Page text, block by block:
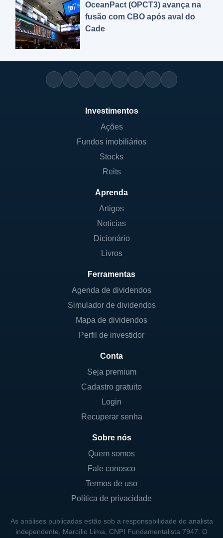
OceanPact (OPCT3) avança na
fusão com CBO após aval do
Cade
Investimentos
Ações
Fundos imobiliários
Stocks
Reits
Aprenda
Artigos
Notícias
Dicionário
Livros
Ferramentas
Agenda de dividendos
Simulador de dividendos
Mapa de dividendos
Perfil de investidor
Conta
Seja premium
Cadastro gratuito
Login
Recuperar senha
Sobre nós
Quem somos
Fale conosco
Termos de uso
Política de privacidade
As análises publicadas estão sob a responsabilidade do analista
independente, Marcílio Lima, CNPI Fundamentalista 7947. O